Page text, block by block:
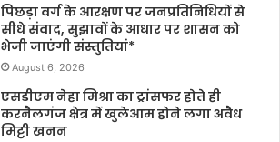
पिछड़ा वर्ग के आरक्षण पर जनप्रतिनिधियों से
सीधे संवाद, सुझावों के आधार पर शासन को
भेजी जाएंगी संस्तुतियां*
August 6, 2026
एसडीएम नेहा मिश्रा का ट्रांसफर होते ही
करनैलगंज क्षेत्र में खुलेआम होने लगा अवैध
मिट्टी खनन